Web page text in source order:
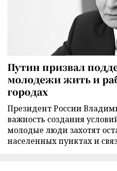
Путин призвал
молодежи жить и
городах
Президент России
важность создания
молодые люди захотят
населенных пунктах и